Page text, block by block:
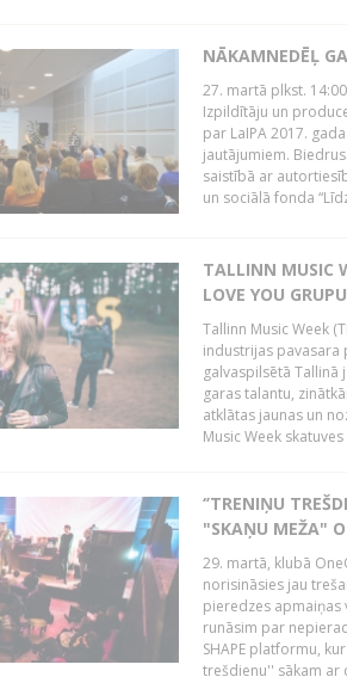
NĀKAMNEDĒĻ
27. martā plkst.
Izpildītāju un
par LaIPA 2017.
jautājumiem.
saistībā ar
un sociālā fonda
TALLINN MUSIC
LOVE YOU
Tallinn Music Week
industrijas pavasara
galvaspilsētā Tallinā
garas talantu,
atklātas jaunas un
Music Week
‘’TRENIŅU
"SKAŅU MEŽA"
29. martā, klubā
norisināsies jau
pieredzes apmaiņas
runāsim par
SHAPE platformu,
trešdienu'' sākam ar